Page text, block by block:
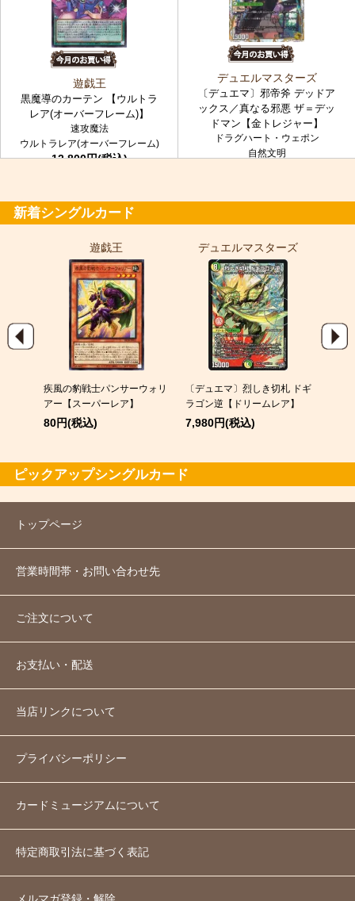
遊戯王
黒魔導のカーテン 【ウルトラ
レア(オーバーフレーム)】
速攻魔法
ウルトラレア(オーバーフレーム)
12,800円(税込)
デュエルマスターズ
〔デュエマ〕邪帝斧 デッドア
ックス／真なる邪悪 ザ＝デッ
ドマン【金トレジャー】
ドラグハート・ウェポン
自然文明
新着シングルカード
遊戯王
疾風の豹戦士パンサーウォリ
アー【スーパーレア】
80円(税込)
デュエルマスターズ
〔デュエマ〕烈しき切札 ドギ
ラゴン逆【ドリームレア】
7,980円(税込)
ピックアップシングルカード
トップページ
営業時間帯・お問い合わせ先
ご注文について
お支払い・配送
当店リンクについて
プライバシーポリシー
カードミュージアムについて
特定商取引法に基づく表記